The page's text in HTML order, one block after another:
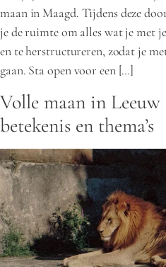
maan in Maagd. Tijdens deze
je de ruimte om alles wat je met
en te herstructureren, zodat je
gaan. Sta open voor een […]
Volle maan in
betekenis en thema’s